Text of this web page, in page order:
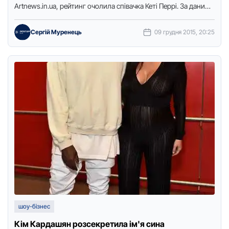
Аrtnews.in.ua, рейтинг очолила співачка Кеті Перрі. За даними
Сергій Муренець 09 грудня 2015, 20:25
шоу-бізнес
Кім Кардашян розсекретила ім'я сина